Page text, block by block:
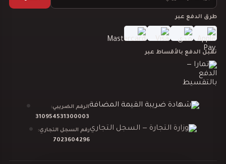
تصميم ديكور نادي رياضي GYM
طرق الدفع عبر
نقبل الدفع بالأقساط عبر
الرقم الضريبي:
310954531300003
رقم السجل التجاري:
7023604296